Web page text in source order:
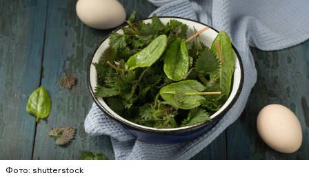
Фото: shutterstock
Опасность же щавеля состоит в том, что он
содержит большое количество щавелевой кислоты,
которая может способствовать образованию